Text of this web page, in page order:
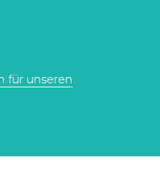
für unseren